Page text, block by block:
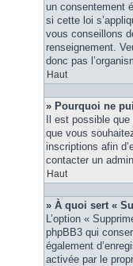
un consentement
si cette loi
vous conseillons
renseignement.
donc pas
Haut
» Pourquoi ne
Il est possible
que vous
inscriptions afin
contacter un
Haut
» À quoi sert «
L’option «
phpBB3 qui
également
activée par le